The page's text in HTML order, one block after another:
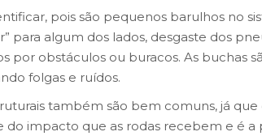
pois são pequenos barulhos no
para algum dos lados, desgaste dos
por obstáculos ou buracos. As buchas
folgas e ruídos.
também são bem comuns, já
do impacto que as rodas recebem e é a